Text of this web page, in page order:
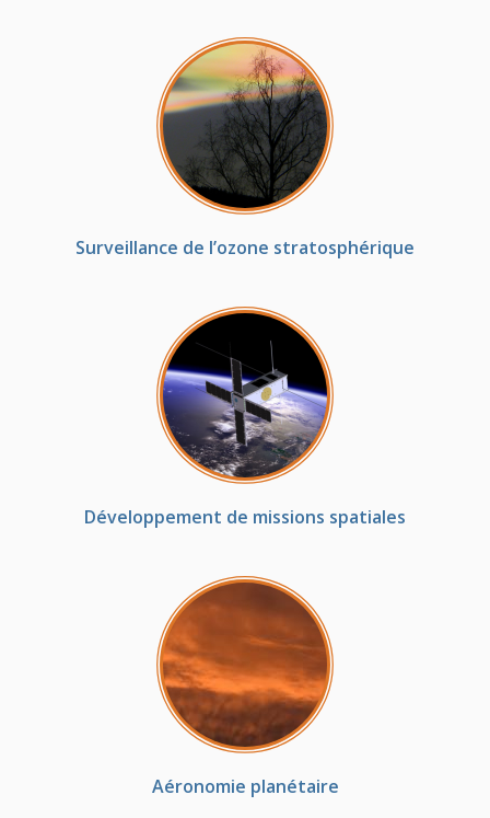
Surveillance de l’ozone stratosphérique
Développement de missions spatiales
Aéronomie planétaire